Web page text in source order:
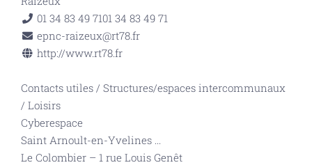
01 34 83 49 7101 34 83 49 71
epnc-raizeux@rt78.fr
http://www.rt78.fr
Contacts utiles / Structures/espaces intercommunaux
/ Loisirs
Cyberespace
Saint Arnoult-en-Yvelines ...
Le Colombier – 1 rue Louis Genêt